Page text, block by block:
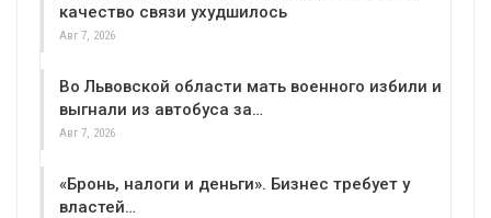
качество связи ухудшилось
Авг 7, 2026
Во Львовской области мать военного избили и
выгнали из автобуса за…
Авг 7, 2026
«Бронь, налоги и деньги». Бизнес требует у
властей…